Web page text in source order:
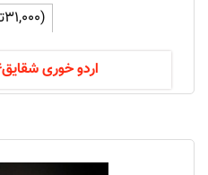
(31,000تومان)
اردو خوری شقایق4تایی دسته دار